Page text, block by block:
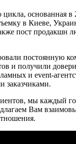
основанная в
в Киеве,
пост продакшн
постоянную
и получили
и event-
заказчиками.
мы каждый
Вам